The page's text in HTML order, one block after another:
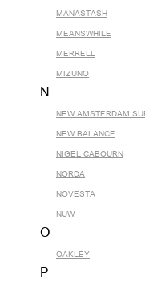
MANASTASH
MEANSWHILE
MERRELL
MIZUNO
N
NEW AMSTERDAM
NEW BALANCE
NIGEL CABOURN
NORDA
NOVESTA
NUW
O
OAKLEY
P